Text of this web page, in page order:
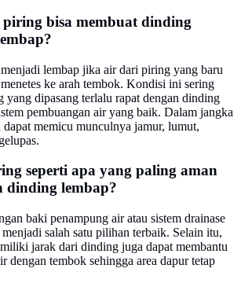
bisa membuat dinding
lembap jika air dari piring yang baru
ke arah tembok. Kondisi ini sering
yang dipasang terlalu rapat dengan dinding
pembuangan air yang baik. Dalam jangka
dapat memicu munculnya jamur, lumut,
seperti apa yang paling aman
dinding lembap?
baki penampung air atau sistem drainase
salah satu pilihan terbaik. Selain itu,
jarak dari dinding juga dapat membantu
dengan tembok sehingga area dapur tetap